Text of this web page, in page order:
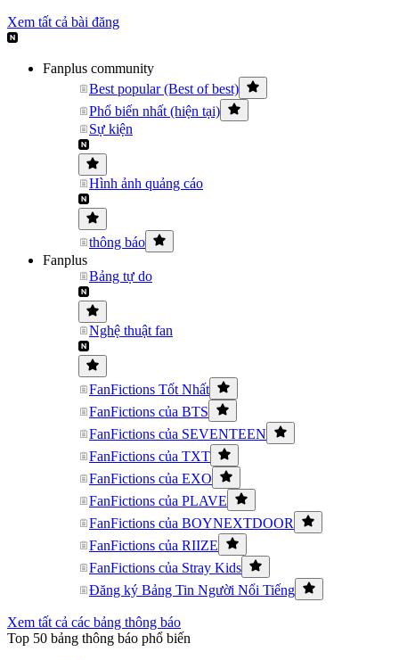
Xem tất cả bài đăng
Fanplus community
Best popular (Best of best)
Phổ biến nhất (hiện tại)
Sự kiện
Hình ảnh quảng cáo
thông báo
Fanplus
Bảng tự do
Nghệ thuật fan
FanFictions Tốt Nhất
FanFictions của BTS
FanFictions của SEVENTEEN
FanFictions của TXT
FanFictions của EXO
FanFictions của PLAVE
FanFictions của BOYNEXTDOOR
FanFictions của RIIZE
FanFictions của Stray Kids
Đăng ký Bảng Tin Người Nổi Tiếng
Xem tất cả các bảng thông báo
Top 50 bảng thông báo phổ biến